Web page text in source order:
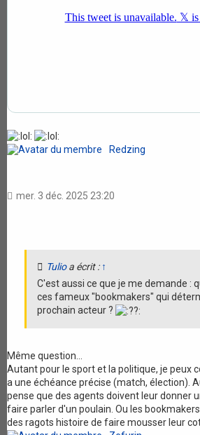
Redzing
mer. 3 déc. 2025 23:20
Tulioa écrit : ↑
C'est aussi ce que je me demande :
ces fameux "bookmakers" qui
prochain acteur ?
Même question...
Autant pour le sport et la politique, je peux
a une échéance précise (match, élection).
pense que des agents doivent leur donner
faire parler d'un poulain. Ou les
des ragots histoire de faire mousser leur